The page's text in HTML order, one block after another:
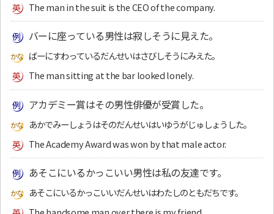
The man in the suit is the CEO of the company.
バーに座っている男性は寂しそうに見えた。
ばーにすわっているだんせいはさびしそうにみえた。
The man sitting at the bar looked lonely.
アカデミー賞はその男性俳優が受賞した。
あかでみーしょうはそのだんせいはいゆうがじゅしょうした。
The Academy Award was won by that male actor.
あそこにいるかっこいい男性は私の友達です。
あそこにいるかっこいいだんせいはわたしのともだちです。